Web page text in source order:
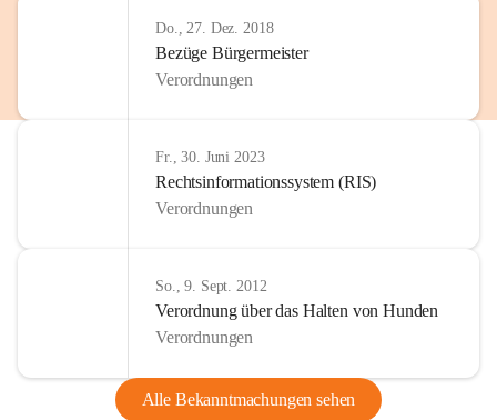
Do., 27. Dez. 2018
Bezüge Bürgermeister
Verordnungen
Fr., 30. Juni 2023
Rechtsinformationssystem (RIS)
Verordnungen
So., 9. Sept. 2012
Verordnung über das Halten von Hunden
Verordnungen
Alle Bekanntmachungen sehen